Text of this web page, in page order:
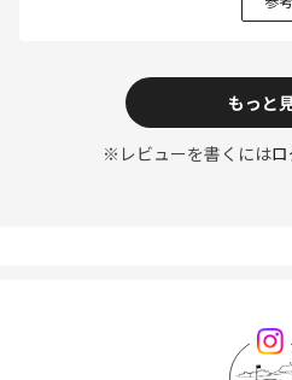
もっと
※レビューを書くにはロ